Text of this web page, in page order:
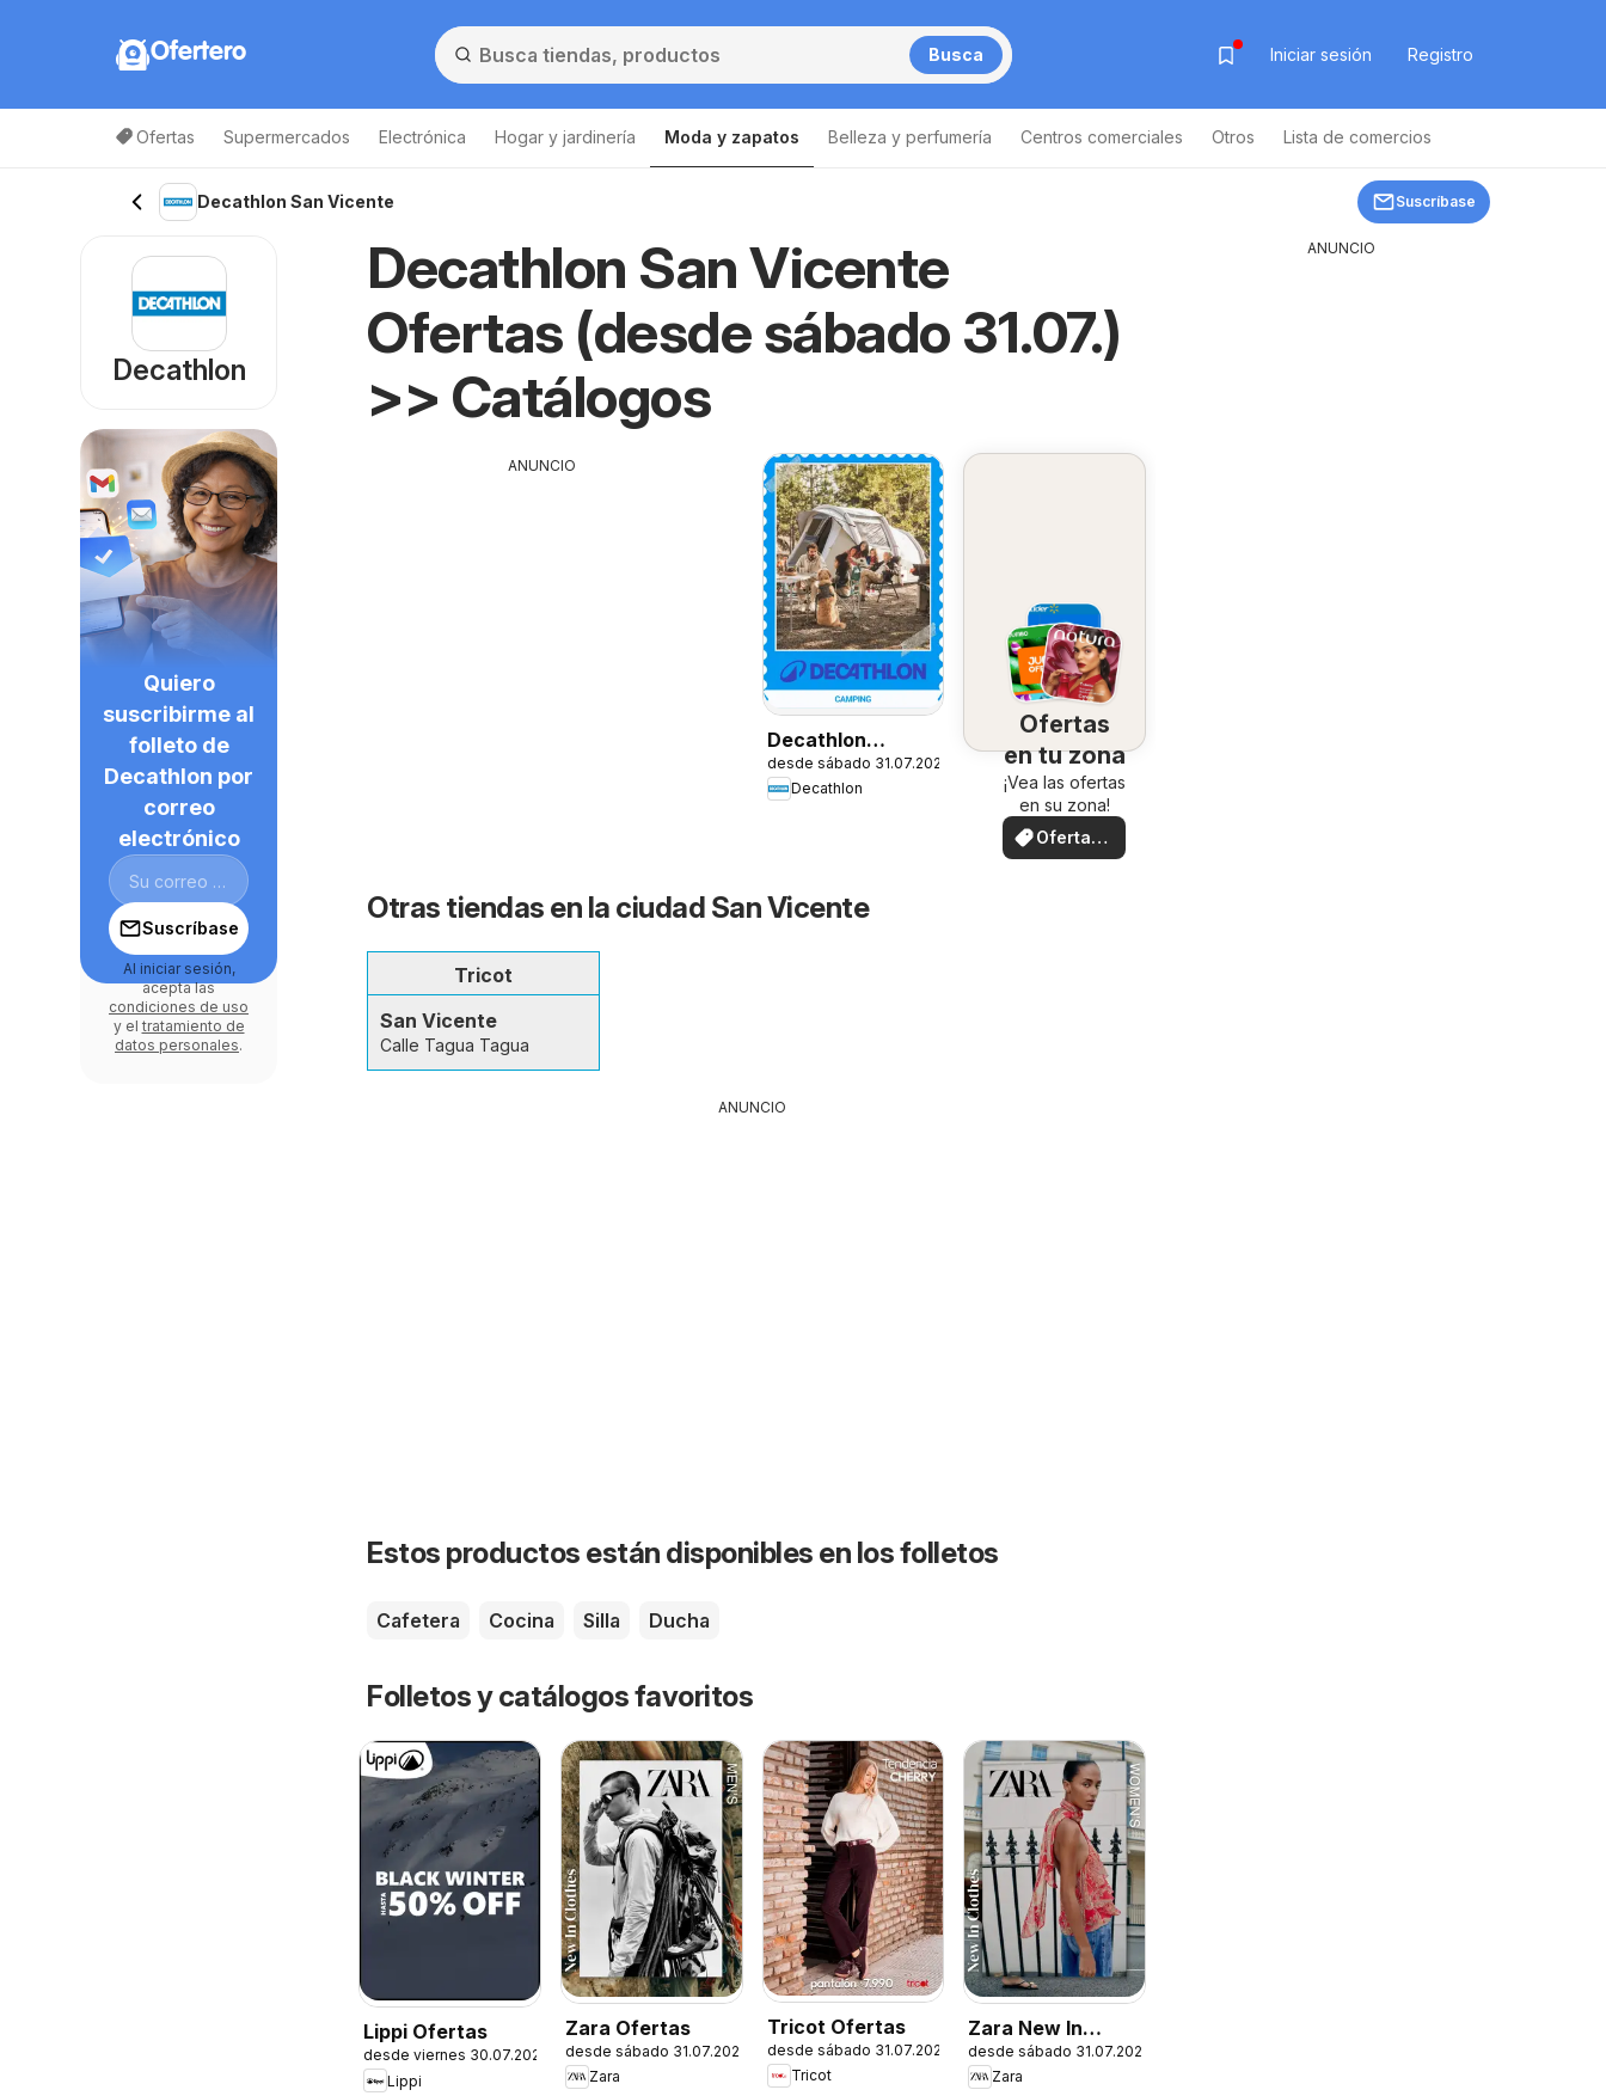
Ofertero Busca Iniciar sesión Registro
Ofertas Supermercados Electrónica Hogar y jardinería Moda y zapatos Belleza y perfumería Centros comerciales Otros Lista de comercios
Decathlon San Vicente Suscríbase
Decathlon San Vicente
Ofertas (desde sábado 31.07.)
>> Catálogos
ANUNCIO
Decathlon
Ofertas
desde sábado 31.07.2026
Decathlon
Ofertas
en tu zona
¡Vea las ofertas
en su zona!
Ofertas
locales
Otras tiendas en la ciudad San Vicente
Tricot
San Vicente
Calle Tagua Tagua
ANUNCIO
Estos productos están disponibles en los folletos
Cafetera Cocina Silla Ducha
Folletos y catálogos favoritos
Lippi Ofertas
desde viernes 30.07.2026
Lippi
Zara Ofertas
desde sábado 31.07.2026
Zara
Tricot Ofertas
desde sábado 31.07.2026
Tricot
Zara New In
Women
desde sábado 31.07.2026
Zara
Decathlon
Quiero
suscribirme al
folleto de
Decathlon por
correo
electrónico
Suscríbase
Al iniciar sesión,
acepta las
condiciones de uso
y el tratamiento de
datos personales.
ANUNCIO